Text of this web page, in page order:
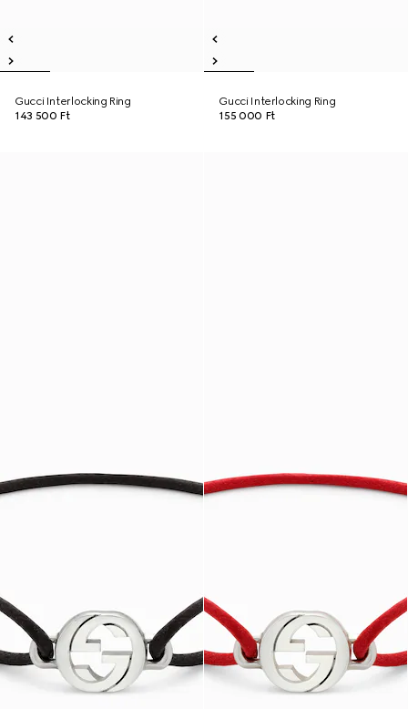
Gucci Interlocking Ring
143 500 Ft
Gucci Interlocking Ring
155 000 Ft